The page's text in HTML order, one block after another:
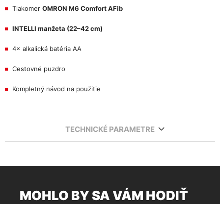
Tlakomer OMRON M6 Comfort AFib
INTELLI manžeta (22–42 cm)
4× alkalická batéria AA
Cestovné puzdro
Kompletný návod na použitie
TECHNICKÉ PARAMETRE
MOHLO BY SA VÁM HODIŤ